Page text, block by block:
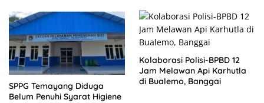
SPPG Temayang Diduga
Belum Penuhi Syarat Higiene
Kolaborasi Polisi-BPBD 12
Jam Melawan Api Karhutla
di Bualemo, Banggai